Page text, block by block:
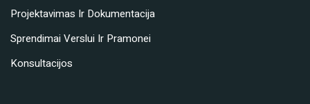
Projektavimas Ir Dokumentacija
Sprendimai Verslui Ir Pramonei
Konsultacijos